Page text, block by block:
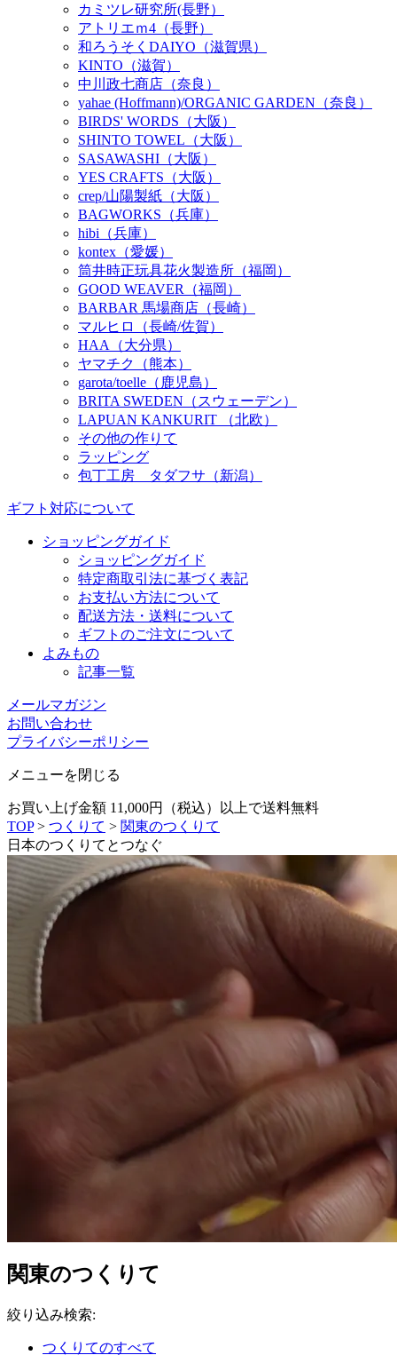
カミツレ研究所(長野）
アトリエｍ4（長野）
和ろうそくDAIYO（滋賀県）
KINTO（滋賀）
中川政七商店（奈良）
yahae (Hoffmann)/ORGANIC GARDEN（奈良）
BIRDS' WORDS（大阪）
SHINTO TOWEL（大阪）
SASAWASHI（大阪）
YES CRAFTS（大阪）
crep/山陽製紙（大阪）
BAGWORKS（兵庫）
hibi（兵庫）
kontex（愛媛）
筒井時正玩具花火製造所（福岡）
GOOD WEAVER（福岡）
BARBAR 馬場商店（長崎）
マルヒロ（長崎/佐賀）
HAA（大分県）
ヤマチク（熊本）
garota/toelle（鹿児島）
BRITA SWEDEN（スウェーデン）
LAPUAN KANKURIT （北欧）
その他の作りて
ラッピング
包丁工房 タダフサ（新潟）
ギフト対応について
ショッピングガイド
ショッピングガイド
特定商取引法に基づく表記
お支払い方法について
配送方法・送料について
ギフトのご注文について
よみもの
記事一覧
メールマガジン
お問い合わせ
プライバシーポリシー
メニューを閉じる
お買い上げ金額 11,000円（税込）以上で送料無料
TOP> つくりて > 関東のつくりて
日本のつくりてとつなぐ
関東のつくりて
絞り込み検索:
つくりてのすべて